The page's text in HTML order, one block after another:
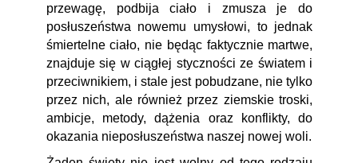
przewagę, podbija ciało i zmusza je do
posłuszeństwa nowemu umysłowi, to jednak
śmiertelne ciało, nie będąc faktycznie martwe,
znajduje się w ciągłej styczności ze światem i
przeciwnikiem, i stale jest pobudzane, nie tylko
przez nich, ale również przez ziemskie troski,
ambicje, metody, dążenia oraz konflikty, do
okazania nieposłuszeństwa naszej nowej woli.